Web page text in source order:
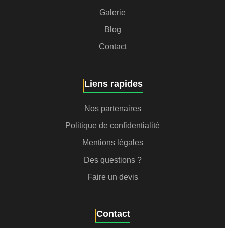
Galerie
Blog
Contact
Liens rapides
Nos partenaires
Politique de confidentialité
Mentions légales
Des questions ?
Faire un devis
Contact